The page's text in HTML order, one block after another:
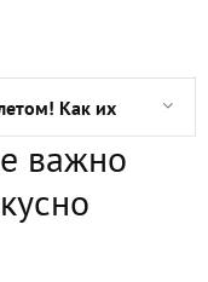
и есть
Как их вкусно
важно